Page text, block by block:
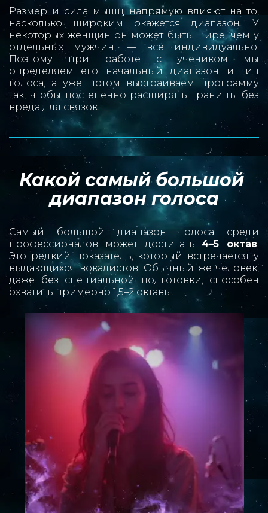
Размер и сила мышц напрямую влияют на то,
насколько широким окажется диапазон. У
некоторых женщин он может быть шире, чем у
отдельных мужчин, — всё индивидуально.
Поэтому при работе с учеником мы
определяем его начальный диапазон и тип
голоса, а уже потом выстраиваем программу
так, чтобы постепенно расширять границы без
вреда для связок.
Какой самый большой
диапазон голоса
Самый большой диапазон голоса среди
профессионалов может достигать 4–5 октав.
Это редкий показатель, который встречается у
выдающихся вокалистов. Обычный же человек,
даже без специальной подготовки, способен
охватить примерно 1,5–2 октавы.